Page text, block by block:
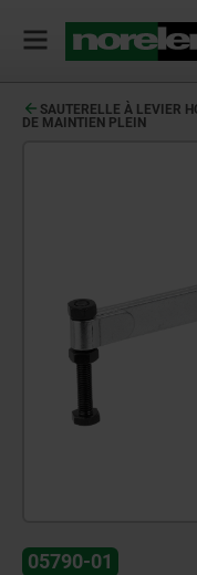
SAUTERELLE À LEVIER
DE MAINTIEN PLEIN
05790-01